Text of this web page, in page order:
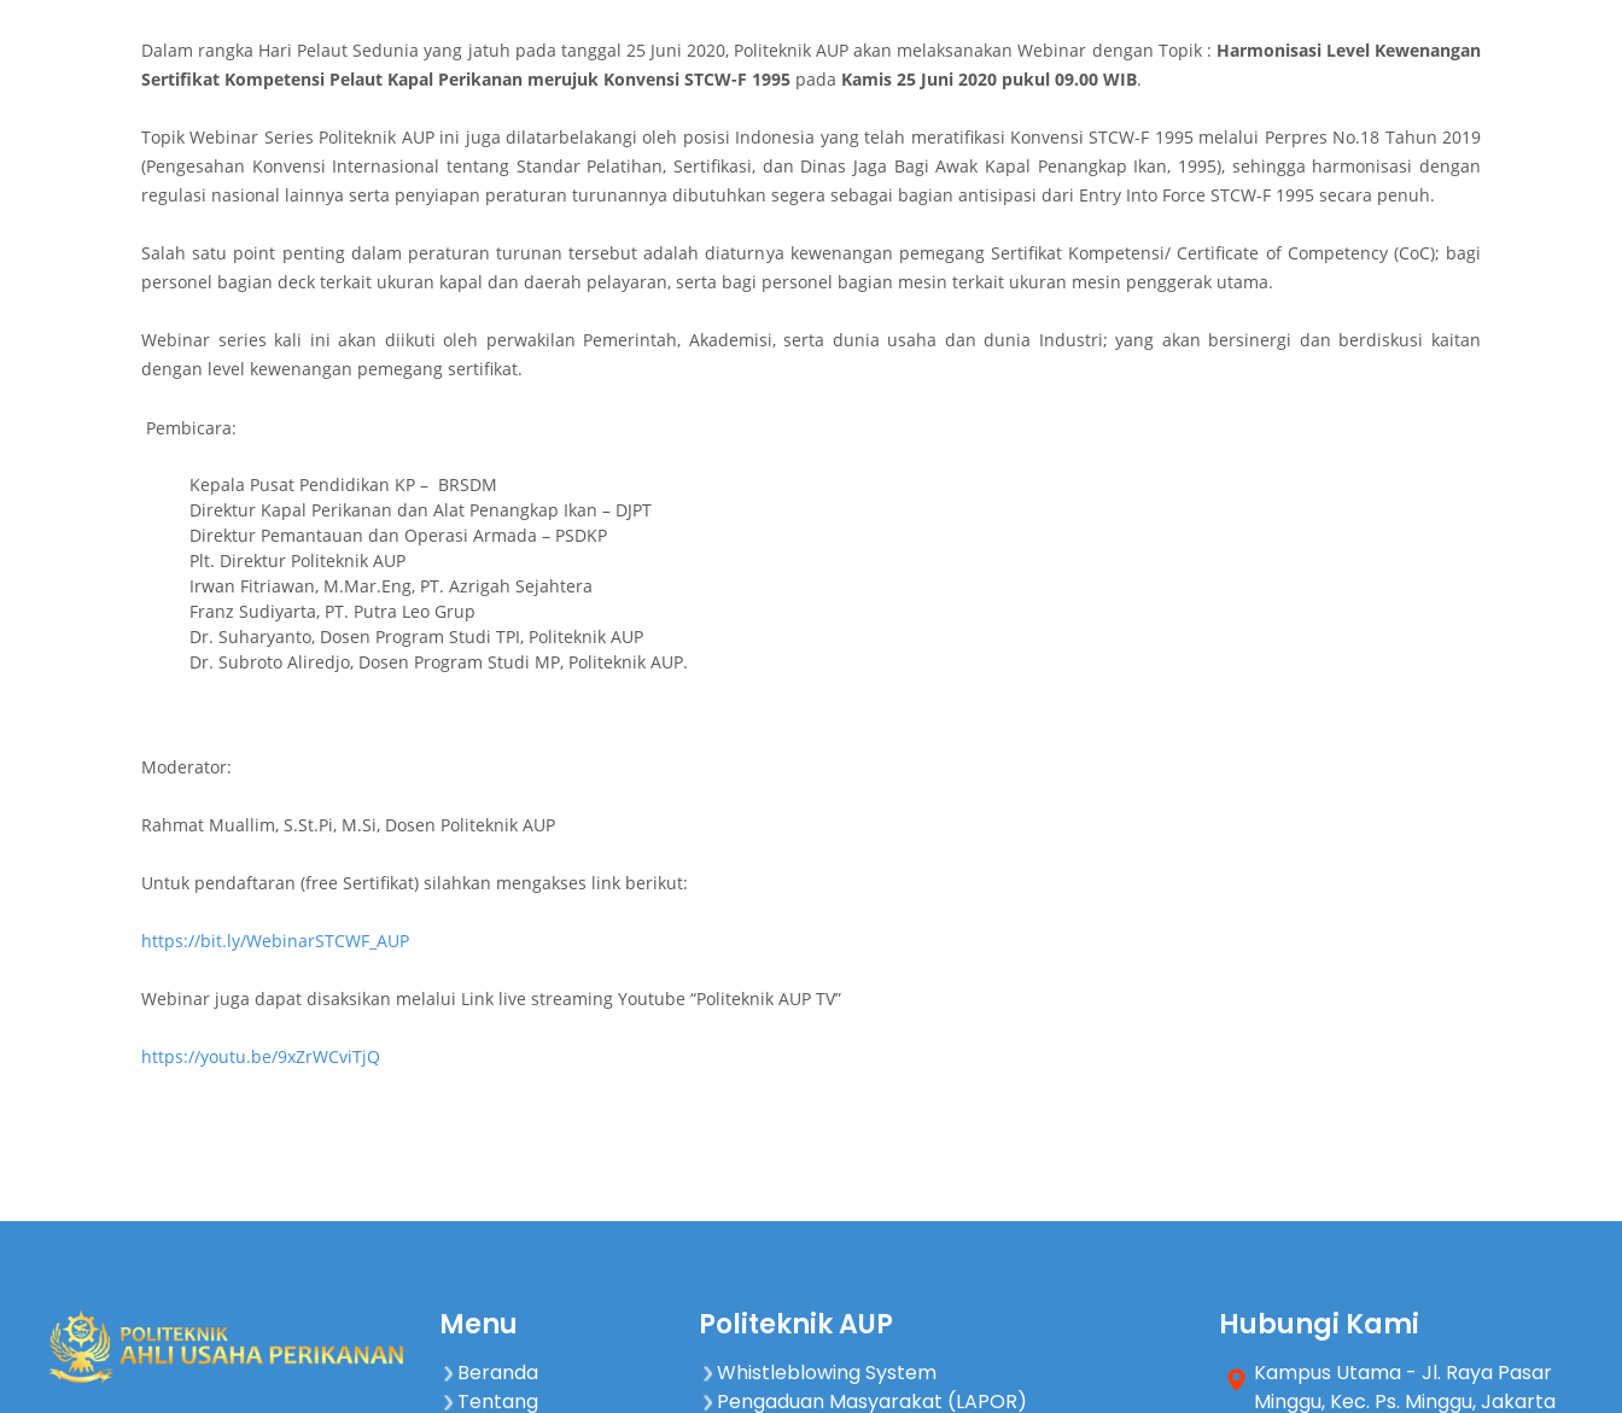
Dalam rangka Hari Pelaut Sedunia yang jatuh pada tanggal 25 Juni 2020, Politeknik AUP akan melaksanakan Webinar dengan Topik : Harmonisasi Level Kewenangan
Sertifikat Kompetensi Pelaut Kapal Perikanan merujuk Konvensi STCW-F 1995 pada Kamis 25 Juni 2020 pukul 09.00 WIB.
Topik Webinar Series Politeknik AUP ini juga dilatarbelakangi oleh posisi Indonesia yang telah meratifikasi Konvensi STCW-F 1995 melalui Perpres No.18 Tahun 2019
(Pengesahan Konvensi Internasional tentang Standar Pelatihan, Sertifikasi, dan Dinas Jaga Bagi Awak Kapal Penangkap Ikan, 1995), sehingga harmonisasi dengan
regulasi nasional lainnya serta penyiapan peraturan turunannya dibutuhkan segera sebagai bagian antisipasi dari Entry Into Force STCW-F 1995 secara penuh.
Salah satu point penting dalam peraturan turunan tersebut adalah diaturnya kewenangan pemegang Sertifikat Kompetensi/ Certificate of Competency (CoC); bagi
personel bagian deck terkait ukuran kapal dan daerah pelayaran, serta bagi personel bagian mesin terkait ukuran mesin penggerak utama.
Webinar series kali ini akan diikuti oleh perwakilan Pemerintah, Akademisi, serta dunia usaha dan dunia Industri; yang akan bersinergi dan berdiskusi kaitan
dengan level kewenangan pemegang sertifikat.
Pembicara:
Kepala Pusat Pendidikan KP – BRSDM
Direktur Kapal Perikanan dan Alat Penangkap Ikan – DJPT
Direktur Pemantauan dan Operasi Armada – PSDKP
Plt. Direktur Politeknik AUP
Irwan Fitriawan, M.Mar.Eng, PT. Azrigah Sejahtera
Franz Sudiyarta, PT. Putra Leo Grup
Dr. Suharyanto, Dosen Program Studi TPI, Politeknik AUP
Dr. Subroto Aliredjo, Dosen Program Studi MP, Politeknik AUP.
Moderator:
Rahmat Muallim, S.St.Pi, M.Si, Dosen Politeknik AUP
Untuk pendaftaran (free Sertifikat) silahkan mengakses link berikut:
https://bit.ly/WebinarSTCWF_AUP
Webinar juga dapat disaksikan melalui Link live streaming Youtube “Politeknik AUP TV”
https://youtu.be/9xZrWCviTjQ
Menu
Beranda
Tentang
Politeknik AUP
Whistleblowing System
Pengaduan Masyarakat (LAPOR)
Hubungi Kami
Kampus Utama - Jl. Raya Pasar
Minggu, Kec. Ps. Minggu, Jakarta